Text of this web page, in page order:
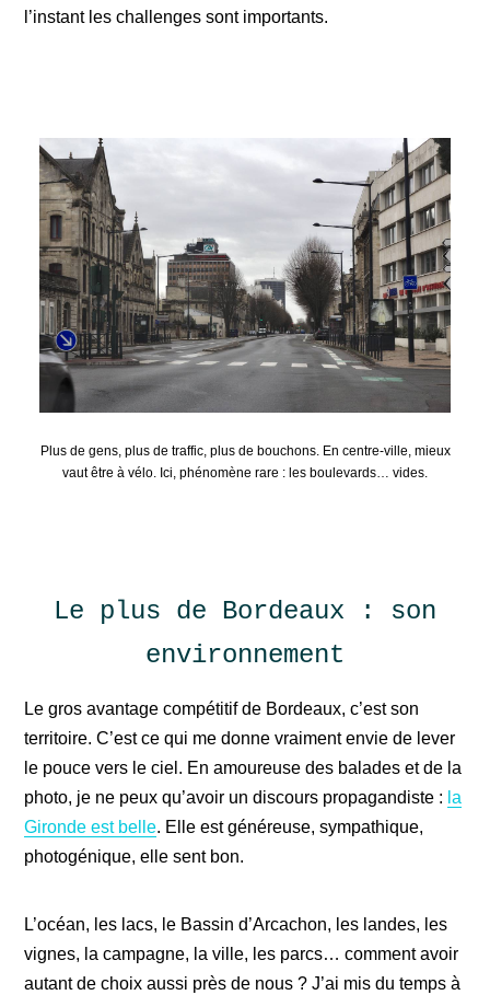
l’instant les challenges sont importants.
Plus de gens, plus de traffic, plus de bouchons. En centre-ville, mieux
vaut être à vélo. Ici, phénomène rare : les boulevards… vides.
Le plus de Bordeaux : son
environnement
Le gros avantage compétitif de Bordeaux, c’est son
territoire. C’est ce qui me donne vraiment envie de lever
le pouce vers le ciel. En amoureuse des balades et de la
photo, je ne peux qu’avoir un discours propagandiste : la
Gironde est belle. Elle est généreuse, sympathique,
photogénique, elle sent bon.
L’océan, les lacs, le Bassin d’Arcachon, les landes, les
vignes, la campagne, la ville, les parcs… comment avoir
autant de choix aussi près de nous ? J’ai mis du temps à